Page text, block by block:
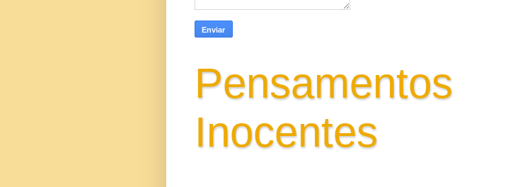
Pensamentos
Inocentes